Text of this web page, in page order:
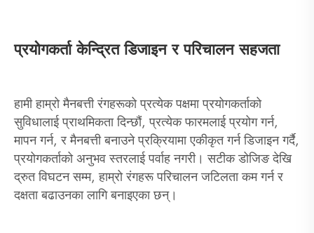
प्रयोगकर्ता केन्द्रित डिजाइन र परिचालन सहजता
हामी हाम्रो मैनबत्ती रंगहरूको प्रत्येक पक्षमा प्रयोगकर्ताको
सुविधालाई प्राथमिकता दिन्छौं, प्रत्येक फारमलाई प्रयोग गर्न,
मापन गर्न, र मैनबत्ती बनाउने प्रक्रियामा एकीकृत गर्न डिजाइन गर्दै,
प्रयोगकर्ताको अनुभव स्तरलाई पर्वाह नगरी। सटीक डोजिङ देखि
द्रुत विघटन सम्म, हाम्रो रंगहरू परिचालन जटिलता कम गर्न र
दक्षता बढाउनका लागि बनाइएका छन्।